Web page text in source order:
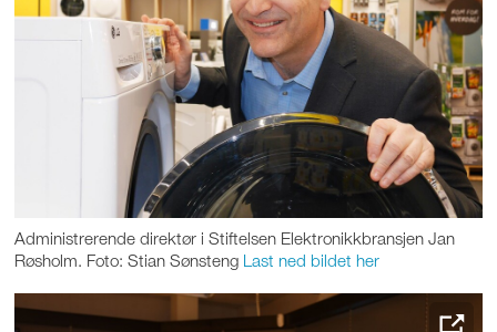
Administrerende direktør i Stiftelsen Elektronikkbransjen Jan
Røsholm. Foto: Stian Sønsteng Last ned bildet her